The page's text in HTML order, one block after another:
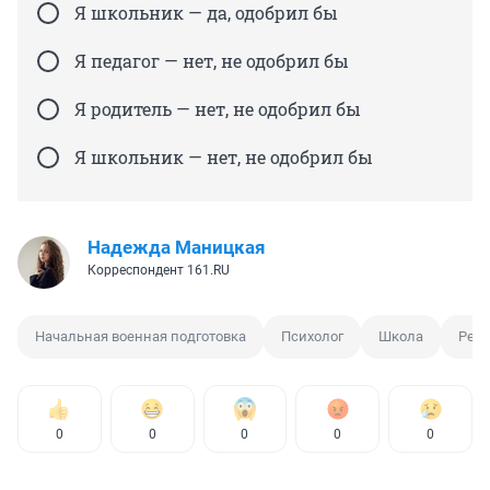
Я школьник — да, одобрил бы
Я педагог — нет, не одобрил бы
Я родитель — нет, не одобрил бы
Я школьник — нет, не одобрил бы
Надежда Маницкая
Корреспондент 161.RU
Начальная военная подготовка Психолог Школа
0 0 0 0 0